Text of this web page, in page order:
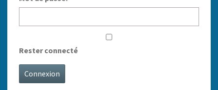
Rester connecté
Connexion